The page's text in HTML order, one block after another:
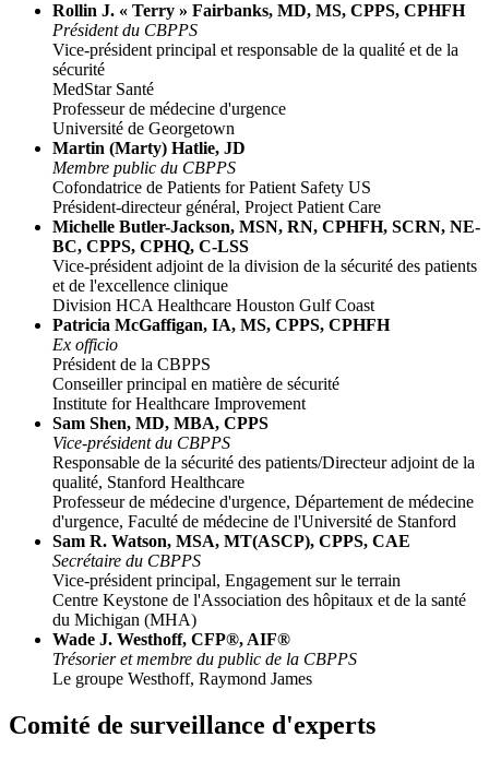
Rollin J. « Terry » Fairbanks, MD, MS, CPPS, CPHFH
Président du CBPPS
Vice-président principal et responsable de la qualité et de la
sécurité
MedStar Santé
Professeur de médecine d'urgence
Université de Georgetown
Martin (Marty) Hatlie, JD
Membre public du CBPPS
Cofondatrice de Patients for Patient Safety US
Président-directeur général, Project Patient Care
Michelle Butler-Jackson, MSN, RN, CPHFH, SCRN, NE-
BC, CPPS, CPHQ, C-LSS
Vice-président adjoint de la division de la sécurité des patients
et de l'excellence clinique
Division HCA Healthcare Houston Gulf Coast
Patricia McGaffigan, IA, MS, CPPS, CPHFH
Ex officio
Président de la CBPPS
Conseiller principal en matière de sécurité
Institute for Healthcare Improvement
Sam Shen, MD, MBA, CPPS
Vice-président du CBPPS
Responsable de la sécurité des patients/Directeur adjoint de la
qualité, Stanford Healthcare
Professeur de médecine d'urgence, Département de médecine
d'urgence, Faculté de médecine de l'Université de Stanford
Sam R. Watson, MSA, MT(ASCP), CPPS, CAE
Secrétaire du CBPPS
Vice-président principal, Engagement sur le terrain
Centre Keystone de l'Association des hôpitaux et de la santé
du Michigan (MHA)
Wade J. Westhoff, CFP®, AIF®
Trésorier et membre du public de la CBPPS
Le groupe Westhoff, Raymond James
Comité de surveillance d'experts